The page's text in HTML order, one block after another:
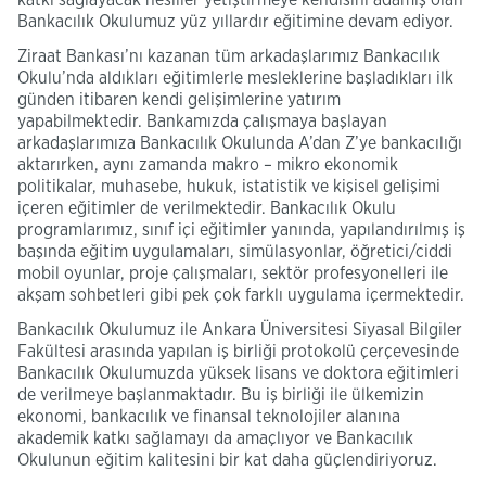
Bankacılık Okulumuz yüz yıllardır eğitimine devam ediyor.
Ziraat Bankası’nı kazanan tüm arkadaşlarımız Bankacılık
Okulu’nda aldıkları eğitimlerle mesleklerine başladıkları ilk
günden itibaren kendi gelişimlerine yatırım
yapabilmektedir. Bankamızda çalışmaya başlayan
arkadaşlarımıza Bankacılık Okulunda A’dan Z’ye bankacılığı
aktarırken, aynı zamanda makro – mikro ekonomik
politikalar, muhasebe, hukuk, istatistik ve kişisel gelişimi
içeren eğitimler de verilmektedir. Bankacılık Okulu
programlarımız, sınıf içi eğitimler yanında, yapılandırılmış iş
başında eğitim uygulamaları, simülasyonlar, öğretici/ciddi
mobil oyunlar, proje çalışmaları, sektör profesyonelleri ile
akşam sohbetleri gibi pek çok farklı uygulama içermektedir.
Bankacılık Okulumuz ile Ankara Üniversitesi Siyasal Bilgiler
Fakültesi arasında yapılan iş birliği protokolü çerçevesinde
Bankacılık Okulumuzda yüksek lisans ve doktora eğitimleri
de verilmeye başlanmaktadır. Bu iş birliği ile ülkemizin
ekonomi, bankacılık ve finansal teknolojiler alanına
akademik katkı sağlamayı da amaçlıyor ve Bankacılık
Okulunun eğitim kalitesini bir kat daha güçlendiriyoruz.